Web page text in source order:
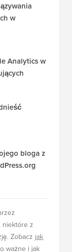
w
Analytics w
bloga z
niektóre z
Zobacz jak
ważne i jak